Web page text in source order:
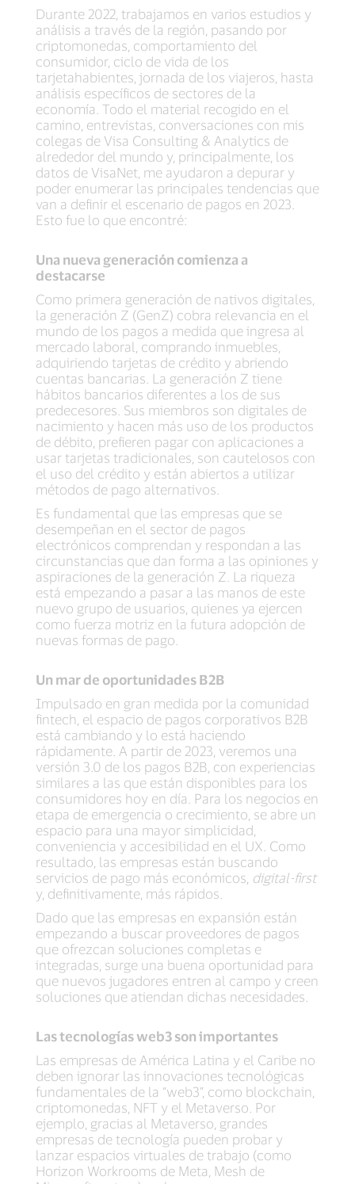
Durante 2022, trabajamos en varios estudios y
análisis a través de la región, pasando por
criptomonedas, comportamiento del
consumidor, ciclo de vida de los
tarjetahabientes, jornada de los viajeros, hasta
análisis específicos de sectores de la
economía. Todo el material recogido en el
camino, entrevistas, conversaciones con mis
colegas de Visa Consulting & Analytics de
alrededor del mundo y, principalmente, los
datos de VisaNet, me ayudaron a depurar y
poder enumerar las principales tendencias que
van a definir el escenario de pagos en 2023.
Esto fue lo que encontré:
Una nueva generación comienza a
destacarse
Como primera generación de nativos digitales,
la generación Z (GenZ) cobra relevancia en el
mundo de los pagos a medida que ingresa al
mercado laboral, comprando inmuebles,
adquiriendo tarjetas de crédito y abriendo
cuentas bancarias. La generación Z tiene
hábitos bancarios diferentes a los de sus
predecesores. Sus miembros son digitales de
nacimiento y hacen más uso de los productos
de débito, prefieren pagar con aplicaciones a
usar tarjetas tradicionales, son cautelosos con
el uso del crédito y están abiertos a utilizar
métodos de pago alternativos.
Es fundamental que las empresas que se
desempeñan en el sector de pagos
electrónicos comprendan y respondan a las
circunstancias que dan forma a las opiniones y
aspiraciones de la generación Z. La riqueza
está empezando a pasar a las manos de este
nuevo grupo de usuarios, quienes ya ejercen
como fuerza motriz en la futura adopción de
nuevas formas de pago.
Un mar de oportunidades B2B
Impulsado en gran medida por la comunidad
fintech, el espacio de pagos corporativos B2B
está cambiando y lo está haciendo
rápidamente. A partir de 2023, veremos una
versión 3.0 de los pagos B2B, con experiencias
similares a las que están disponibles para los
consumidores hoy en día. Para los negocios en
etapa de emergencia o crecimiento, se abre un
espacio para una mayor simplicidad,
conveniencia y accesibilidad en el UX. Como
resultado, las empresas están buscando
servicios de pago más económicos, digital-first
y, definitivamente, más rápidos.
Dado que las empresas en expansión están
empezando a buscar proveedores de pagos
que ofrezcan soluciones completas e
integradas, surge una buena oportunidad para
que nuevos jugadores entren al campo y creen
soluciones que atiendan dichas necesidades.
Las tecnologías web3 son importantes
Las empresas de América Latina y el Caribe no
deben ignorar las innovaciones tecnológicas
fundamentales de la “web3”, como blockchain,
criptomonedas, NFT y el Metaverso. Por
ejemplo, gracias al Metaverso, grandes
empresas de tecnología pueden probar y
lanzar espacios virtuales de trabajo (como
Horizon Workrooms de Meta, Mesh de